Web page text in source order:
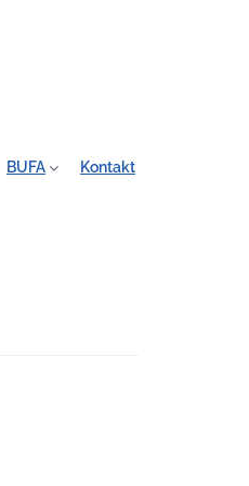
BUFA Kontakt